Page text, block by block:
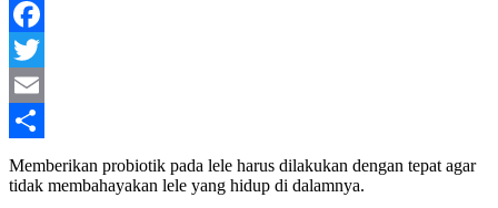
Facebook
Twitter
Email
Share
Memberikan probiotik pada lele harus dilakukan dengan tepat agar
tidak membahayakan lele yang hidup di dalamnya.